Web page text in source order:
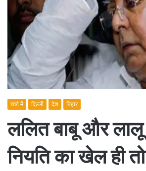
चर्चा में दिल्ली देश बिहार
ललित बाबू और
नियति का खेल ही